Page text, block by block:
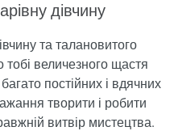
дівчину
та талановитого
величезного щастя
постійних і вдячних
творити і робити
витвір мистецтва.